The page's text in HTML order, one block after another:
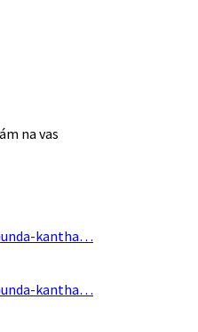
na vas
kantha…
kantha…